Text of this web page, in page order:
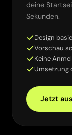
deine
Sekunden.
Design
Vorschau
Keine
Umsetzung
Jetzt